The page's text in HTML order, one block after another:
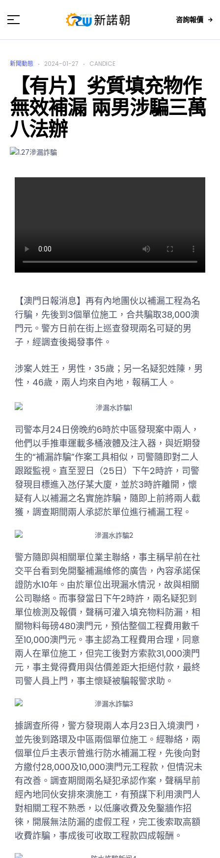
咨詢報價
新聞動態 2024-01-27 CANDICE
【有片】劣質填充物作
無效補漏 兩男涉騙三萬
八法辦
【澳門日報消息】再有內地團伙以補漏工程為名
行騙，先後到3個單位施工，合共騙取38,000澳
門元。警方日前在街上巡查發現兩名可疑的男
子，經調查後揭發事件。
涉案人姓王，男性，35歲；另一名疑犯姓陳，男
性，46歲，兩人均來自內地，報稱工人。
司警本月24日傍晚約6時於中區發現案中兩人，
他們以手推車運載多桶液體及注入器，與近期發
生的“補漏詐騙”作案工具相似，司警隨即對二人
跟蹤監視。直至翌日（25日）下午2時許，司警
發現目標進入氹仔某大廈，並於3時許離開，懷
疑有人以補漏之名實施詐騙，隨即上前將兩人截
獲，調查期間兩人承認於單位進行補漏工程。
警方隨即與相關單位業主聯絡，事主稱早前在社
交平台看到免開鑿補漏維修的廣告，內容承諾保
證防水10年。由於單位出現漏水情況，故與相關
公司聯絡。而事發當日下午2時許，兩名疑犯到
單位檢測及報價，聲稱可灌入填充物料防漏，相
關物料每磅480澳門元，預估整個工程費用數千
至10,000澳門元。事主認為工程費用合理，同意
兩人在單位施工，但完工後對方索款31,000澳門
元，事主覺得費用與估價差距大拒絕付款，最終
司警人員上門，事主懷疑被騙報警求助。
據調查所得，警方發現兩人本月23日入境澳門，
並先後到路環及中區兩個單位施工。經聯絡，兩
個單位戶主表示曾進行防水補漏工程，先後向對
方繳付28,000及10,000澳門元工程款，但情況未
有改善。調查期間兩名疑犯承認作案，聲稱早前
經內地同伙安排來澳施工，有預謀下利用澳門人
對相關工程不熟悉，以低廉收費及免鑿牆作招
徠，開展無法防漏的虛假工程，完工後索取高額
收費詐騙，事成後可收取工程款四成報酬。